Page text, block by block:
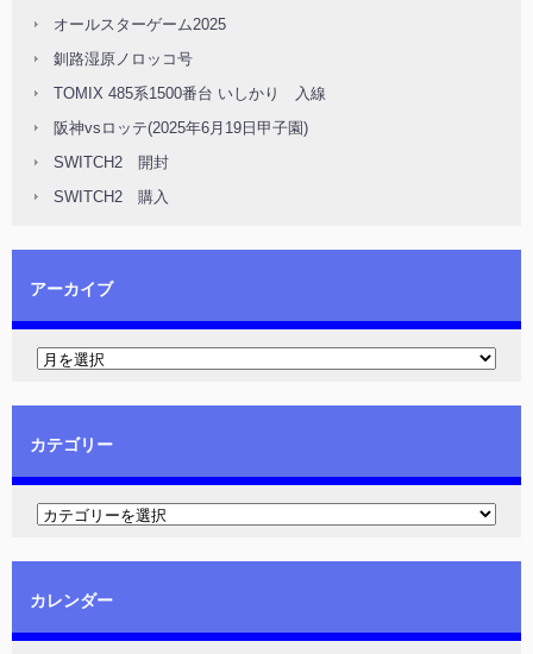
オールスターゲーム2025
釧路湿原ノロッコ号
TOMIX 485系1500番台 いしかり 入線
阪神vsロッテ(2025年6月19日甲子園)
SWITCH2 開封
SWITCH2 購入
アーカイブ
カテゴリー
カレンダー